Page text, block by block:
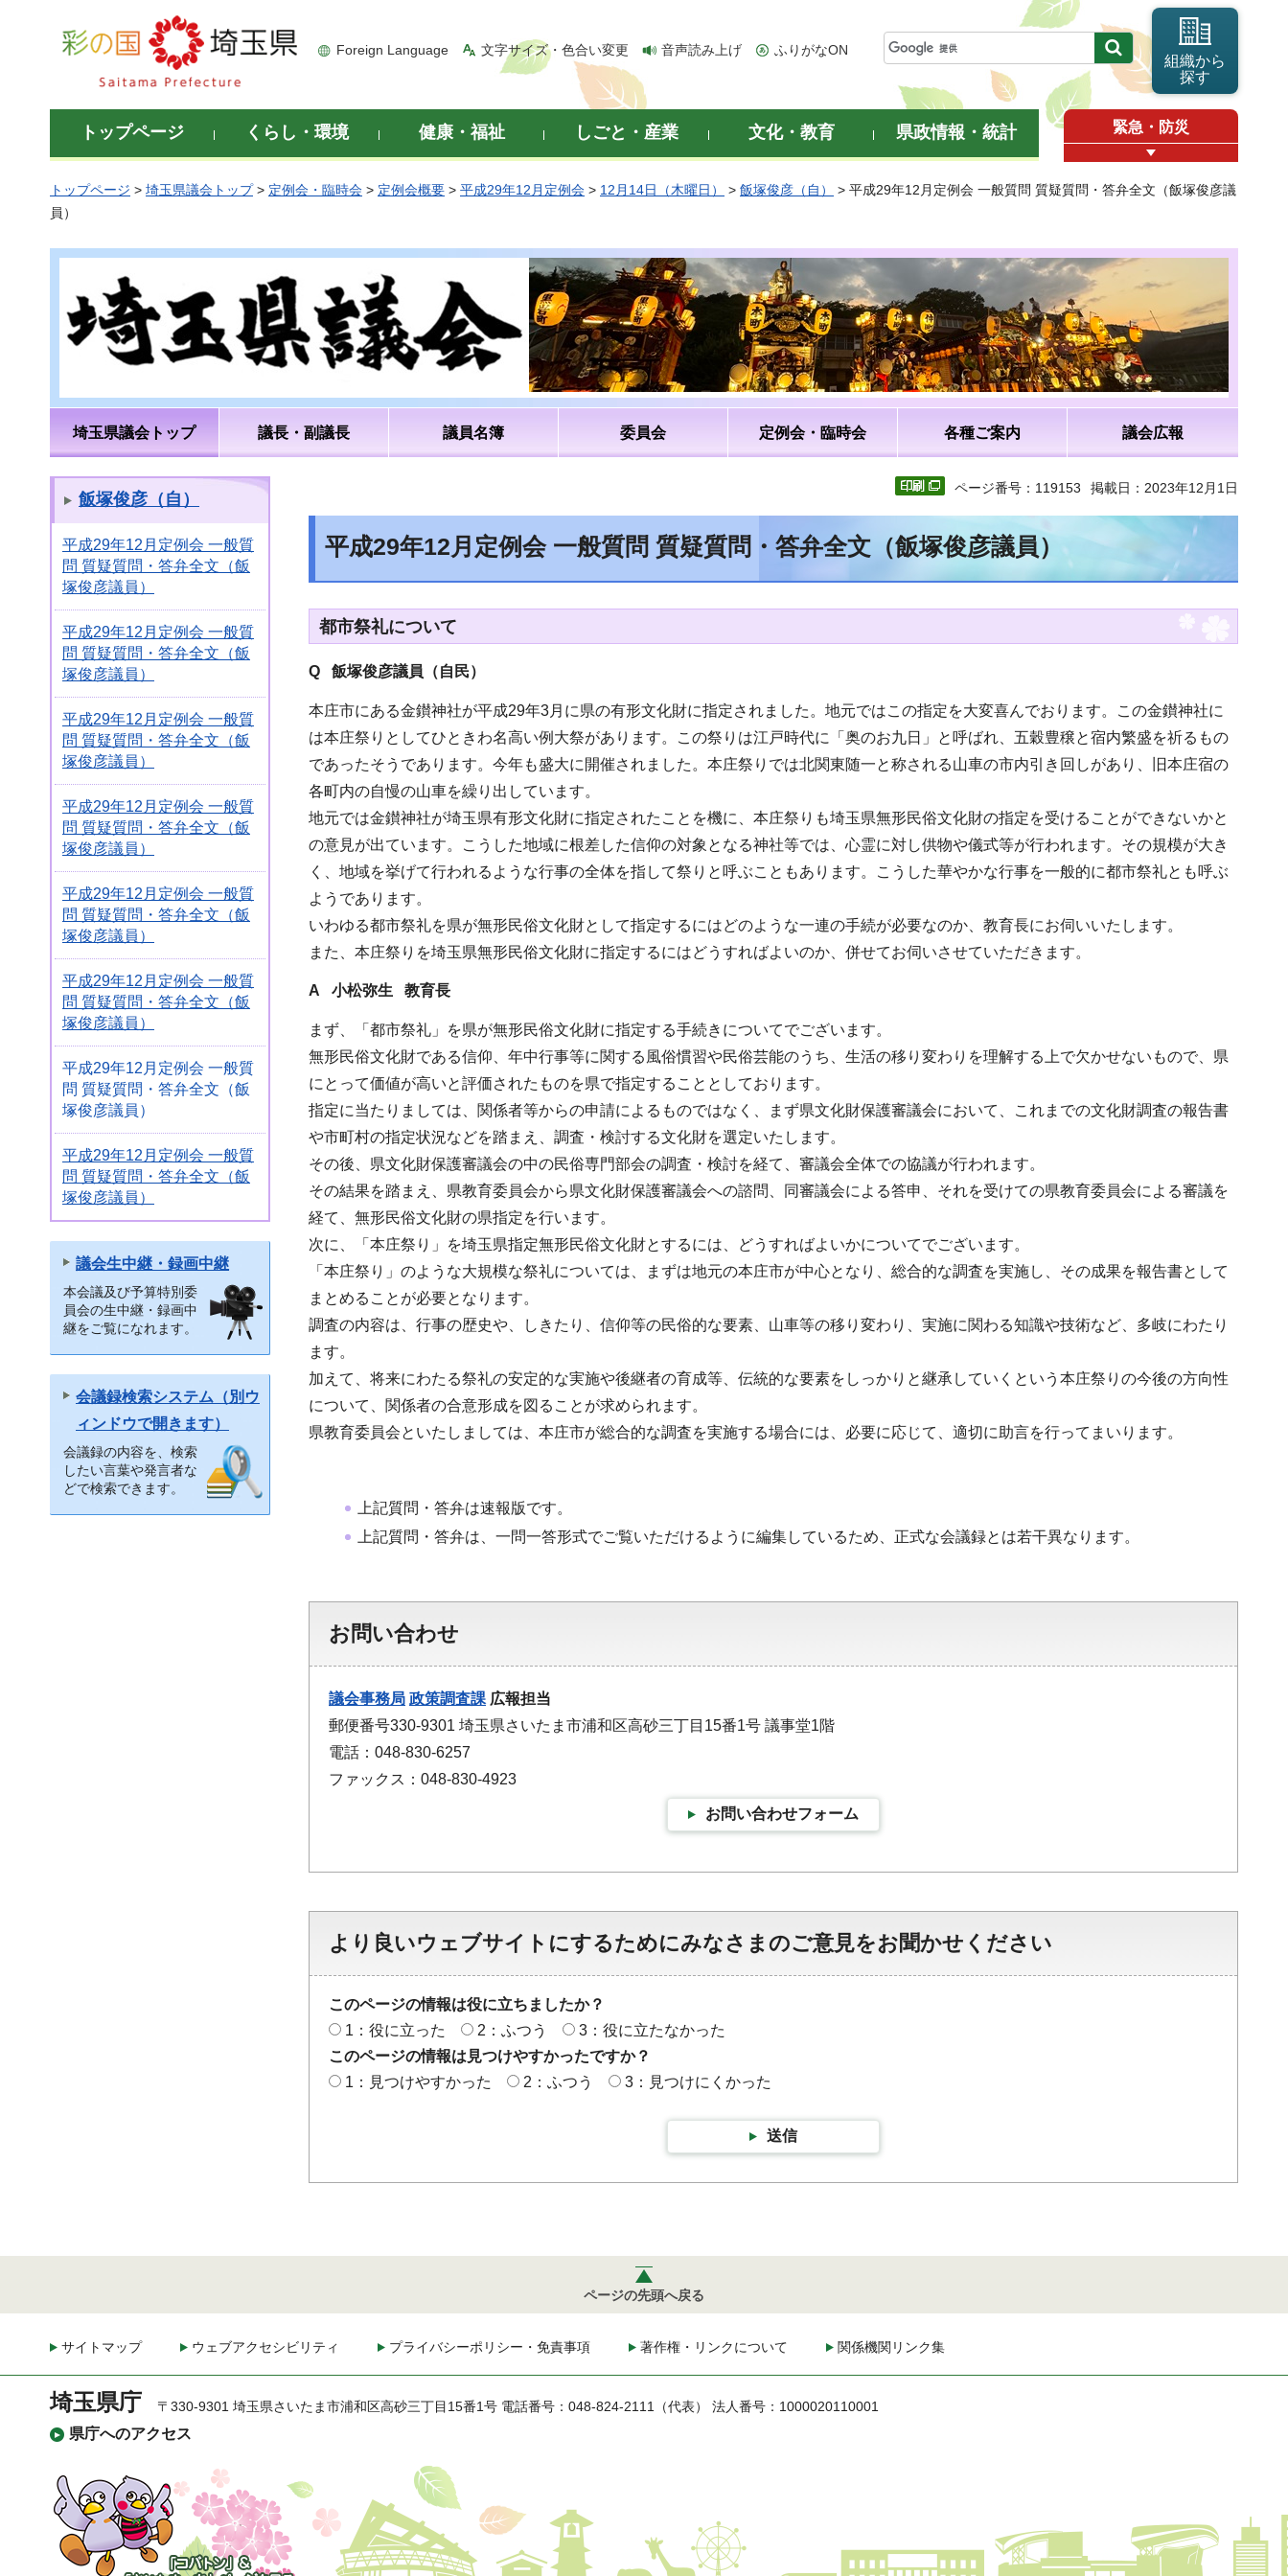
彩の国 埼玉県
Foreign Language 文字サイズ・色合い変更 音声読み上げ ふりがなON
組織から
探す
トップページ くらし・環境 健康・福祉 しごと・産業 文化・教育 県政情報・統計 緊急・防災
トップページ > 埼玉県議会トップ> 定例会・臨時会 > 定例会概要 > 平成29年12月定例会 > 12月14日（木曜日） > 飯塚俊彦（自）
> 平成29年12月定例会 一般質問 質疑質問・答弁全文（飯塚俊彦議
員）
埼玉県議会トップ 議長・副議長 議員名簿 委員会 定例会・臨時会 各種ご案内 議会広報
飯塚俊彦（自）
平成29年12月定例会 一般質
問 質疑質問・答弁全文（飯
塚俊彦議員）
平成29年12月定例会 一般質
問 質疑質問・答弁全文（飯
塚俊彦議員）
平成29年12月定例会 一般質
問 質疑質問・答弁全文（飯
塚俊彦議員）
平成29年12月定例会 一般質
問 質疑質問・答弁全文（飯
塚俊彦議員）
平成29年12月定例会 一般質
問 質疑質問・答弁全文（飯
塚俊彦議員）
平成29年12月定例会 一般質
問 質疑質問・答弁全文（飯
塚俊彦議員）
平成29年12月定例会 一般質
問 質疑質問・答弁全文（飯
塚俊彦議員）
平成29年12月定例会 一般質
問 質疑質問・答弁全文（飯
塚俊彦議員）
議会生中継・録画中継
本会議及び予算特別委
員会の生中継・録画中
継をご覧になれます。
会議録検索システム（別ウ
ィンドウで開きます）
会議録の内容を、検索
したい言葉や発言者な
どで検索できます。
ページ番号：119153 掲載日：2023年12月1日
平成29年12月定例会 一般質問 質疑質問・答弁全文（飯塚俊彦議員）
都市祭礼について
Q 飯塚俊彦議員（自民）
本庄市にある金鑚神社が平成29年3月に県の有形文化財に指定されました。地元ではこの指定を大変喜んでおります。この金鑚神社に
は本庄祭りとしてひときわ名高い例大祭があります。この祭りは江戸時代に「奥のお九日」と呼ばれ、五穀豊穣と宿内繁盛を祈るもの
であったそうであります。今年も盛大に開催されました。本庄祭りでは北関東随一と称される山車の市内引き回しがあり、旧本庄宿の
各町内の自慢の山車を繰り出しています。
地元では金鑚神社が埼玉県有形文化財に指定されたことを機に、本庄祭りも埼玉県無形民俗文化財の指定を受けることができないかと
の意見が出ています。こうした地域に根差した信仰の対象となる神社等では、心霊に対し供物や儀式等が行われます。その規模が大き
く、地域を挙げて行われるような行事の全体を指して祭りと呼ぶこともあります。こうした華やかな行事を一般的に都市祭礼とも呼ぶ
ようであります。
いわゆる都市祭礼を県が無形民俗文化財として指定するにはどのような一連の手続が必要なのか、教育長にお伺いいたします。
また、本庄祭りを埼玉県無形民俗文化財に指定するにはどうすればよいのか、併せてお伺いさせていただきます。
A 小松弥生 教育長
まず、「都市祭礼」を県が無形民俗文化財に指定する手続きについてでございます。
無形民俗文化財である信仰、年中行事等に関する風俗慣習や民俗芸能のうち、生活の移り変わりを理解する上で欠かせないもので、県
にとって価値が高いと評価されたものを県で指定することとしております。
指定に当たりましては、関係者等からの申請によるものではなく、まず県文化財保護審議会において、これまでの文化財調査の報告書
や市町村の指定状況などを踏まえ、調査・検討する文化財を選定いたします。
その後、県文化財保護審議会の中の民俗専門部会の調査・検討を経て、審議会全体での協議が行われます。
その結果を踏まえ、県教育委員会から県文化財保護審議会への諮問、同審議会による答申、それを受けての県教育委員会による審議を
経て、無形民俗文化財の県指定を行います。
次に、「本庄祭り」を埼玉県指定無形民俗文化財とするには、どうすればよいかについてでございます。
「本庄祭り」のような大規模な祭礼については、まずは地元の本庄市が中心となり、総合的な調査を実施し、その成果を報告書として
まとめることが必要となります。
調査の内容は、行事の歴史や、しきたり、信仰等の民俗的な要素、山車等の移り変わり、実施に関わる知識や技術など、多岐にわたり
ます。
加えて、将来にわたる祭礼の安定的な実施や後継者の育成等、伝統的な要素をしっかりと継承していくという本庄祭りの今後の方向性
について、関係者の合意形成を図ることが求められます。
県教育委員会といたしましては、本庄市が総合的な調査を実施する場合には、必要に応じて、適切に助言を行ってまいります。
上記質問・答弁は速報版です。
上記質問・答弁は、一問一答形式でご覧いただけるように編集しているため、正式な会議録とは若干異なります。
お問い合わせ
議会事務局 政策調査課 広報担当
郵便番号330-9301 埼玉県さいたま市浦和区高砂三丁目15番1号 議事堂1階
電話：048-830-6257
ファックス：048-830-4923
お問い合わせフォーム
より良いウェブサイトにするためにみなさまのご意見をお聞かせください
このページの情報は役に立ちましたか？
1：役に立った
2：ふつう
3：役に立たなかった
このページの情報は見つけやすかったですか？
1：見つけやすかった
2：ふつう 3：見つけにくかった
送信
ページの先頭へ戻る
サイトマップ ウェブアクセシビリティ プライバシーポリシー・免責事項 著作権・リンクについて 関係機関リンク集
埼玉県庁
県庁へのアクセス
〒330-9301 埼玉県さいたま市浦和区高砂三丁目15番1号 電話番号：048-824-2111（代表） 法人番号：1000020110001
「コバトン」&「さいた